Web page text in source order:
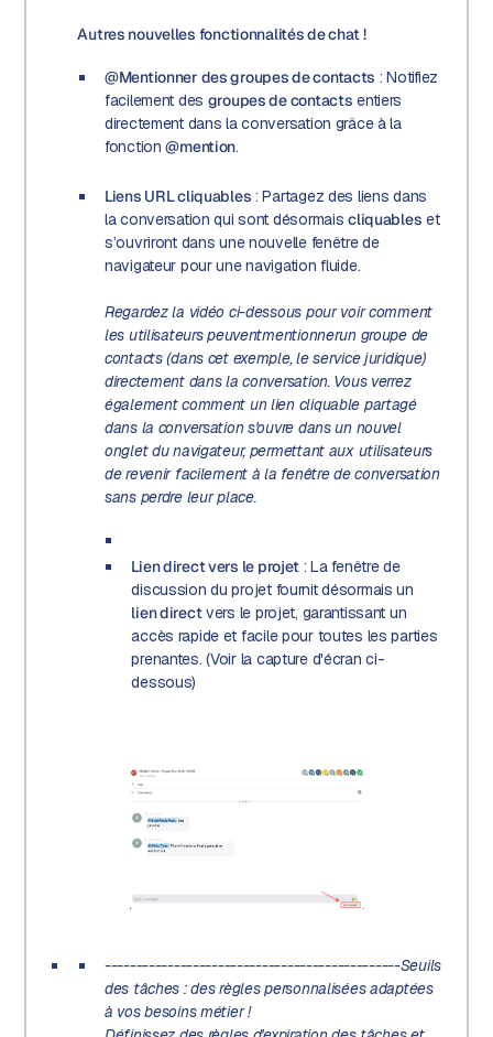
Autres nouvelles fonctionnalités de chat !
@Mentionner des groupes de contacts : Notifiez
facilement des groupes de contacts entiers
directement dans la conversation grâce à la
fonction@mention.
Liens URL cliquables : Partagez des liens dans
la conversation qui sont désormaiscliquables et
s’ouvriront dans une nouvelle fenêtre de
navigateur pour une navigation fluide.
Regardez la vidéo ci-dessous pour voir comment
les utilisateurs peuventmentionnerun groupe de
contacts (dans cet exemple, le service juridique)
directement dans la conversation. Vous verrez
également comment un lien cliquable partagé
dans la conversation s'ouvre dans un nouvel
onglet du navigateur, permettant aux utilisateurs
de revenir facilement à la fenêtre de conversation
sans perdre leur place.
Lien direct vers le projet : La fenêtre de
discussion du projet fournit désormais un
lien directvers le projet, garantissant un
accès rapide et facile pour toutes les parties
prenantes. (Voir la capture d'écran ci-
dessous)
-----------------------------------------------Seuils
des tâches : des règles personnalisées adaptées
à vos besoins métier !